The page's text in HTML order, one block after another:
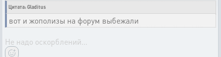
Цитата: Gladitus
вот и жополизы на форум выбежали
Не надо оскорблений...